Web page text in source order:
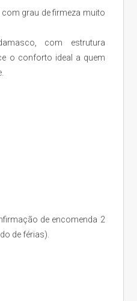
grau de firmeza muito
com estrutura
o conforto ideal a quem
de encomenda 2
de férias).